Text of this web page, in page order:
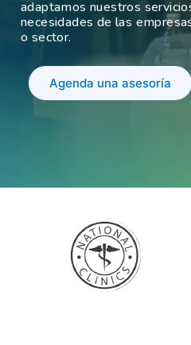
adaptamos nuestros
necesidades de las
o sector.
Agenda una asesoría